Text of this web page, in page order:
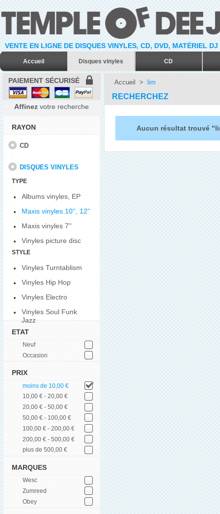
VENTE EN LIGNE DE DISQUES VINYLES, CD, DVD, MATÉRIEL
Accueil Disques vinyles CD
PAIEMENT SÉCURISÉ
Affinez votre recherche
RAYON
CD
DISQUES VINYLES
TYPE
Albums vinyles, EP
Maxis vinyles 10'', 12''
Maxis vinyles 7''
Vinyles picture disc
STYLE
Vinyles Turntablism
Vinyles Hip Hop
Vinyles Electro
Vinyles Soul Funk
Jazz
ETAT
Neuf
Occasion
PRIX
moins de 10,00 €
10,00 € - 20,00 €
20,00 € - 50,00 €
50,00 € - 100,00 €
100,00 € - 200,00 €
200,00 € - 500,00 €
plus de 500,00 €
MARQUES
Wesc
Zumreed
Obey
Accueil > lim
RECHERCHEZ
Aucun résultat trouvé